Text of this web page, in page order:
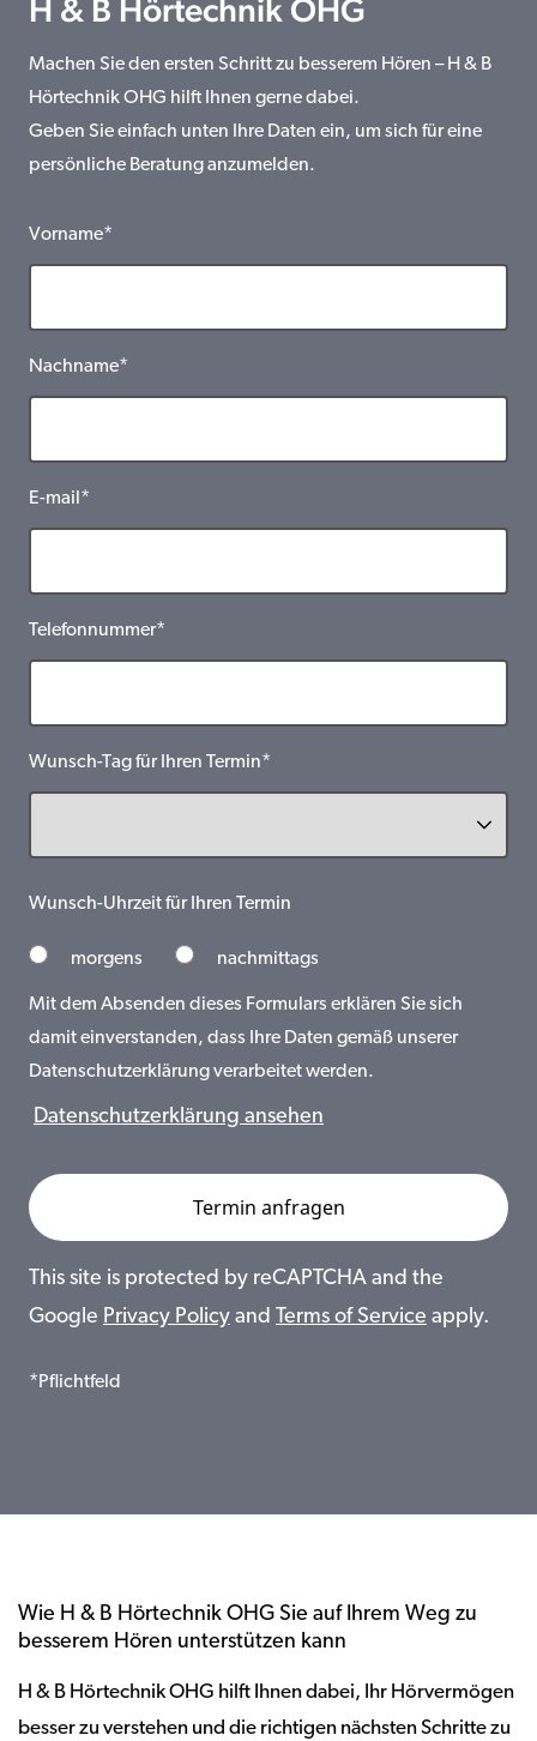
H & B Hörtechnik OHG
Machen Sie den ersten Schritt zu besserem Hören – H & B
Hörtechnik OHG hilft Ihnen gerne dabei.
Geben Sie einfach unten Ihre Daten ein, um sich für eine
persönliche Beratung anzumelden.
Vorname*
Nachname*
E-mail*
Telefonnummer*
Wunsch-Tag für Ihren Termin*
Wunsch-Uhrzeit für Ihren Termin
morgens nachmittags
Mit dem Absenden dieses Formulars erklären Sie sich
damit einverstanden, dass Ihre Daten gemäß unserer
Datenschutzerklärung verarbeitet werden.
Datenschutzerklärung ansehen
This site is protected by reCAPTCHA and the
Google Privacy Policy and Terms of Service apply.
*Pflichtfeld
Wie H & B Hörtechnik OHG Sie auf Ihrem Weg zu
besserem Hören unterstützen kann
H & B Hörtechnik OHG hilft Ihnen dabei, Ihr Hörvermögen
besser zu verstehen und die richtigen nächsten Schritte zu